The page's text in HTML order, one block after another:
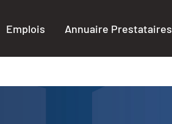
Emplois Annuaire Prestataires